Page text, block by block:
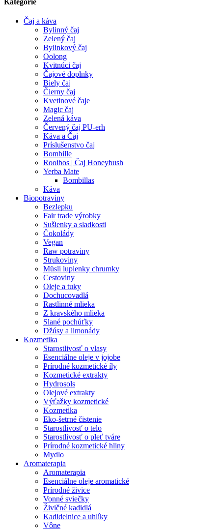
Kategórie
Čaj a káva
Bylinný čaj
Zelený čaj
Bylinkový čaj
Oolong
Kvitnúci čaj
Čajové doplnky
Biely čaj
Čierny čaj
Kvetinové čaje
Magic čaj
Zelená káva
Červený čaj PU-erh
Káva a Čaj
Príslušenstvo čaj
Bombille
Rooibos | Čaj Honeybush
Yerba Mate
Bombillas
Káva
Biopotraviny
Bezlepku
Fair trade výrobky
Sušienky a sladkosti
Čokolády
Vegan
Raw potraviny
Strukoviny
Müsli lupienky chrumky
Cestoviny
Oleje a tuky
Dochucovadlá
Rastlinné mlieka
Z kravského mlieka
Slané pochúťky
Džúsy a limonády
Kozmetika
Starostlivosť o vlasy
Esenciálne oleje v jojobe
Prírodné kozmetické íly
Kozmetické extrakty
Hydrosols
Olejové extrakty
Výťažky kozmetické
Kozmetika
Eko-šetrné čistenie
Starostlivosť o telo
Starostlivosť o pleť tváre
Prírodné kozmetické hliny
Mydlo
Aromaterapia
Aromaterapia
Esenciálne oleje aromatické
Prírodné živice
Vonné sviečky
Živičné kadidlá
Kadidelnice a uhlíky
Vône